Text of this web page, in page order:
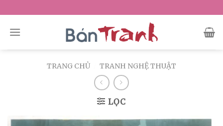
to
content
TRANG CHỦ TRANH NGHỆ THUẬT
LỌC